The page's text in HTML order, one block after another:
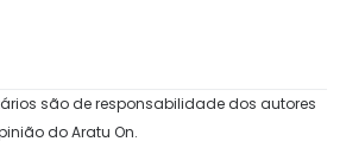
são de responsabilidade dos autores
do Aratu On.